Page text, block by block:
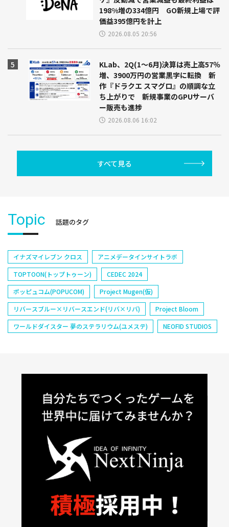
198%増の334億円 GO新規上場で評
価益395億円を計上
2026.08.05 20:56
KLab、2Q(1～6月)決算は売上高57％
増、3900万円の営業黒字に転換 新
作『ドラクエ スマグロ』の順調な立
ち上がりで 新規事業のGPUサーバ
ー販売も進捗
2026.08.06 16:02
すべて見る
Topic 話題のタグ
イナズマイレブン クロス
アニメデータインサイトラボ
TOPTOON(トップトゥーン)
CEDEC 2024
ポッピュコム(POPUCOM)
Project Mugen(仮)
リバースブルー×リバースエンド(リバ×リバ)
Project Bloom
ワールドダイスター 夢のステラリウム(ユメステ)
NEOFID STUDIOS